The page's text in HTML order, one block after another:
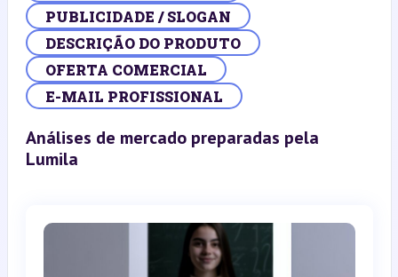
PUBLICIDADE / SLOGAN
DESCRIÇÃO DO PRODUTO
OFERTA COMERCIAL
E-MAIL PROFISSIONAL
Análises de mercado preparadas pela
Lumila